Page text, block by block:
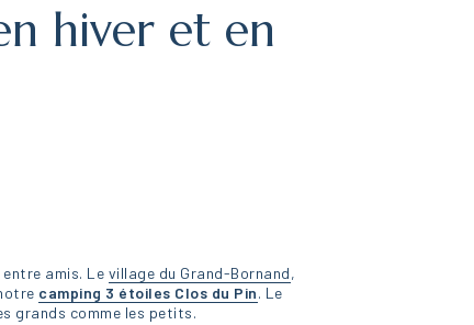
hiver et en
amis. Le village du Grand-Bornand,
camping 3 étoiles Clos du Pin. Le
grands comme les petits.